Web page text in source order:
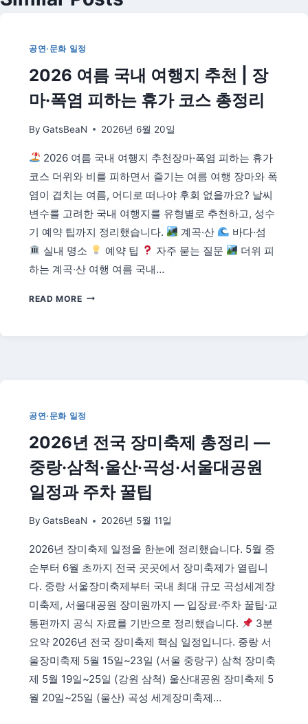
공연·문화 일정
2026 여름 국내 여행지 추천 | 장
마·폭염 피하는 휴가 코스 총정리
By GatsBeaN 2026년 6월 20일
2026 여름 국내 여행지 추천장마·폭염 피하는 휴가
코스 더위와 비를 피하면서 즐기는 여름 여행 장마와 폭
염이 겹치는 여름, 어디로 떠나야 후회 없을까요? 날씨
변수를 고려한 국내 여행지를 유형별로 추천하고, 성수
기 예약 팁까지 정리했습니다.
계곡·산
바다·섬
실내 명소
예약 팁 자주 묻는 질문
더위 피
하는 계곡·산 여행 여름 국내…
READ MORE2026
국
추
|
장
마
폭
피
는
휴
가
스
총
정
리
공연·문화 일정
2026년 전국 장미축제 총정리 —
중랑·삼척·울산·곡성·서울대공원
일정과 주차 꿀팁
By GatsBeaN 2026년 5월 11일
2026년 장미축제 일정을 한눈에 정리했습니다. 5월 중
순부터 6월 초까지 전국 곳곳에서 장미축제가 열립니
다. 중랑 서울장미축제부터 국내 최대 규모 곡성세계장
미축제, 서울대공원 장미원까지 — 입장료·주차 꿀팁·교
통편까지 공식 자료를 기반으로 정리했습니다.
3분
요약 2026년 전국 장미축제 핵심 일정입니다. 중랑 서
울장미축제 5월 15일~23일 (서울 중랑구) 삼척 장미축
제 5월 19일~25일 (강원 삼척) 울산대공원 장미축제 5
월 20일~25일 (울산) 곡성 세계장미축제…